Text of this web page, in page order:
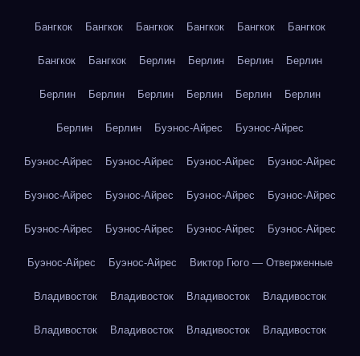
Бангкок Бангкок Бангкок Бангкок Бангкок Бангкок
Бангкок Бангкок Берлин Берлин Берлин Берлин
Берлин Берлин Берлин Берлин Берлин Берлин
Берлин Берлин Буэнос-Айрес Буэнос-Айрес
Буэнос-Айрес Буэнос-Айрес Буэнос-Айрес Буэнос-Айрес
Буэнос-Айрес Буэнос-Айрес Буэнос-Айрес Буэнос-Айрес
Буэнос-Айрес Буэнос-Айрес Буэнос-Айрес Буэнос-Айрес
Буэнос-Айрес Буэнос-Айрес Виктор Гюго — Отверженные
Владивосток Владивосток Владивосток Владивосток
Владивосток Владивосток Владивосток Владивосток